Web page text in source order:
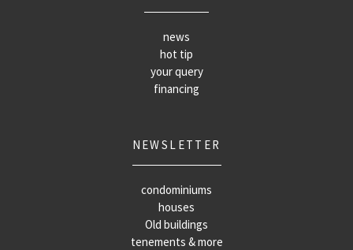
news
hot tip
your query
financing
NEWSLETTER
condominiums
houses
Old buildings
tenements & more